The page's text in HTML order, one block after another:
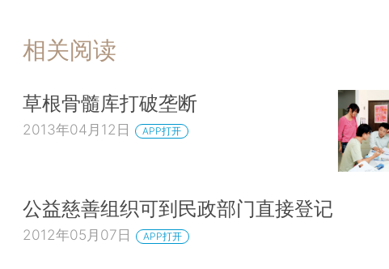
相关阅读
草根骨髓库打破垄断
2013年04月12日 APP打开
公益慈善组织可到民政部门直接登记
2012年05月07日 APP打开